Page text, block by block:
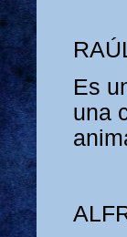
Es
una